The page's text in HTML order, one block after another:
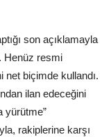
son açıklamayla
Henüz resmi
net biçimde kullandı.
ilan edeceğini
yürütme”
rakiplerine karşı